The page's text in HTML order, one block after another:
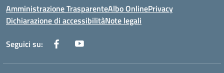
Amministrazione TrasparenteAlbo OnlinePrivacy
Dichiarazione di accessibilitàNote legali
Seguici su: